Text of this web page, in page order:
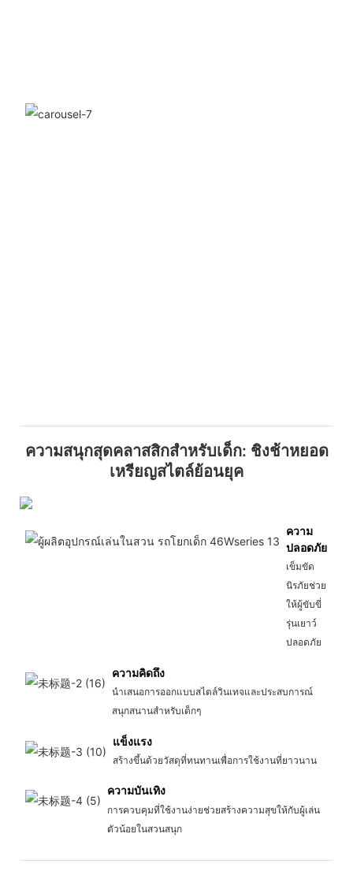
ความสนุกสุดคลาสสิกสำหรับเด็ก: ชิงช้าหยอด
เหรียญสไตล์ย้อนยุค
ความ
ปลอดภัย
เข็มขัด
นิรภัยช่วย
ให้ผู้ขับขี่
รุ่นเยาว์
ปลอดภัย
ความคิดถึง
นำเสนอการออกแบบสไตล์วินเทจและประสบการณ์
สนุกสนานสำหรับเด็กๆ
แข็งแรง
สร้างขึ้นด้วยวัสดุที่ทนทานเพื่อการใช้งานที่ยาวนาน
ความบันเทิง
การควบคุมที่ใช้งานง่ายช่วยสร้างความสุขให้กับผู้เล่น
ตัวน้อยในสวนสนุก